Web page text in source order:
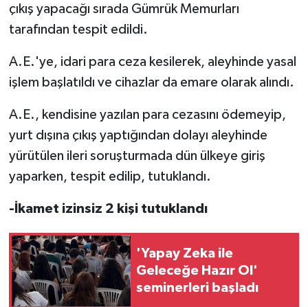
çıkış yapacağı sırada Gümrük Memurları
tarafından tespit edildi.
A.E.'ye, idari para ceza kesilerek, aleyhinde yasal
işlem başlatıldı ve cihazlar da emare olarak alındı.
A.E., kendisine yazılan para cezasını ödemeyip,
yurt dışına çıkış yaptığından dolayı aleyhinde
yürütülen ileri soruşturmada dün ülkeye giriş
yaparken, tespit edilip, tutuklandı.
-İkamet izinsiz 2 kişi tutuklandı
'Yapay Zeka ile
Geleceğe Hazır Ol'
seminerleri başladı